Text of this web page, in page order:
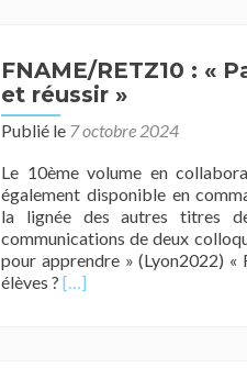
FNAME/RETZ10 : «
et réussir »
Publié le 7 octobre 2024
Le 10ème volume en
également disponible en
la lignée des autres titres
communications de deux
pour apprendre » (Lyon2022) «
élèves ? En
[…]